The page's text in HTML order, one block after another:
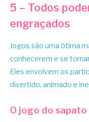
5 – Todos
engraçados
Jogos são uma ótima
conhecerem e se
Eles envolvem os
divertido, animado e
O jogo do sapato